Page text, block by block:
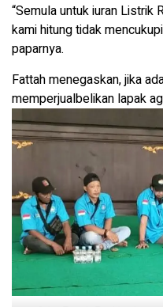
“Semula untuk iuran Listrik
kami hitung tidak
paparnya.
Fattah menegaskan, jika
memperjualbelikan lapak